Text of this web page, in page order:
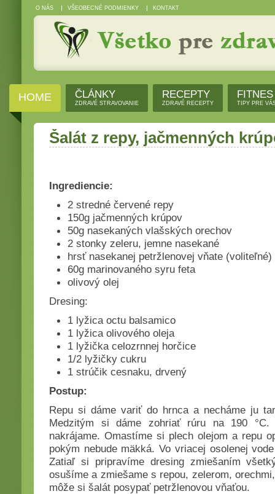
O NÁS VŠEOBECNÉ PODMIENKY KONTAKT
HOME ČLÁNKY
ZDRAVÉ STRAVOVANIE
RECEPTY
ZDRAVÉ RECEPTY
FITNES
TIPY PRE
Šalát z repy, jačmenných
Ingrediencie:
2 stredné červené repy
150g jačmenných krúpov
50g nasekaných vlašských orechov
2 stonky zeleru, jemne nasekané
hrsť nasekanej petržlenovej vňate (voliteľné)
60g marinovaného syru feta
olivový olej
Dresing:
1 lyžica octu balsamico
1 lyžica olivového oleja
1 lyžička celozrnnej horčice
1/2 lyžičky cukru
1 strúčik cesnaku, drvený
Postup:
Repu si dáme variť do hrnca a necháme ju
Medzitým si dáme zohriať rúru na 190 °C.
nakrájame. Omastíme si plech olejom a repu
pokým nebude mäkká. Vo vriacej osolenej
Zatiaľ si pripravíme dresing zmiešaním
osušíme a zmiešame s repou, zelerom,
môže si šalát posypať petržlenovou vňaťou.